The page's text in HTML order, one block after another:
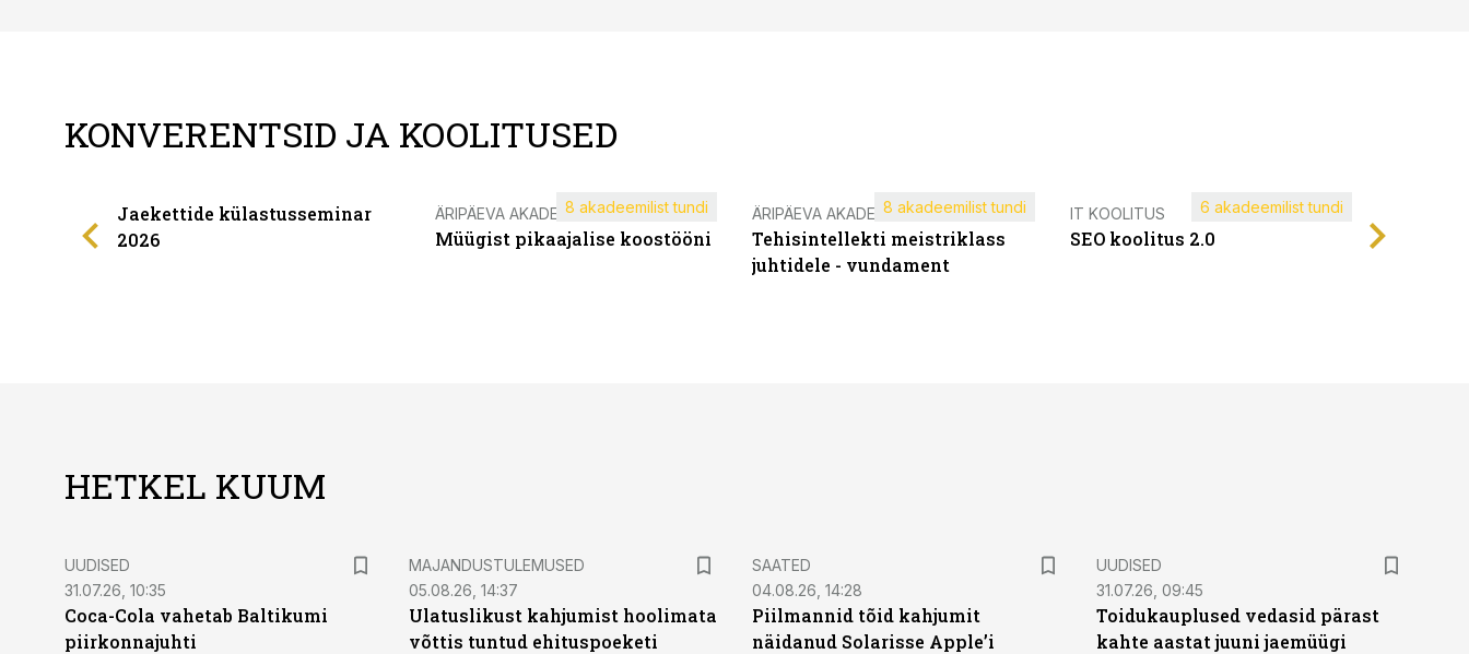
KONVERENTSID JA KOOLITUSED
Jaekettide külastusseminar
2026
ÄRIPÄEVA AKADEEMIA
Müügist pikaajalise koostööni
8 akadeemilist tundi ÄRIPÄEVA AKADEEMIA
Tehisintellekti meistriklass
juhtidele - vundament
8 akadeemilist tundi IT KOOLITUS
SEO koolitus 2.0
6 akadeemilist tundi
HETKEL KUUM
UUDISED
31.07.26, 10:35
Coca-Cola vahetab Baltikumi
piirkonnajuhti
MAJANDUSTULEMUSED
05.08.26, 14:37
Ulatuslikust kahjumist hoolimata
võttis tuntud ehituspoeketi
SAATED
04.08.26, 14:28
Piilmannid tõid kahjumit
näidanud Solarisse Apple’i
UUDISED
31.07.26, 09:45
Toidukauplused vedasid pärast
kahte aastat juuni jaemüügi